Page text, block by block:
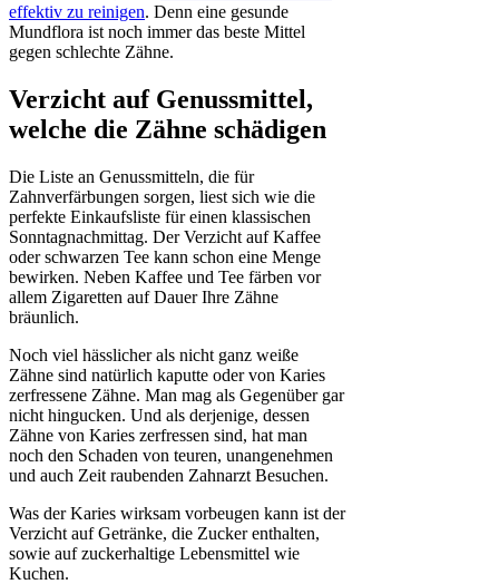
effektiv zu reinigen. Denn eine gesunde
Mundflora ist noch immer das beste Mittel
gegen schlechte Zähne.
Verzicht auf Genussmittel,
welche die Zähne schädigen
Die Liste an Genussmitteln, die für
Zahnverfärbungen sorgen, liest sich wie die
perfekte Einkaufsliste für einen klassischen
Sonntagnachmittag. Der Verzicht auf Kaffee
oder schwarzen Tee kann schon eine Menge
bewirken. Neben Kaffee und Tee färben vor
allem Zigaretten auf Dauer Ihre Zähne
bräunlich.
Noch viel hässlicher als nicht ganz weiße
Zähne sind natürlich kaputte oder von Karies
zerfressene Zähne. Man mag als Gegenüber gar
nicht hingucken. Und als derjenige, dessen
Zähne von Karies zerfressen sind, hat man
noch den Schaden von teuren, unangenehmen
und auch Zeit raubenden Zahnarzt Besuchen.
Was der Karies wirksam vorbeugen kann ist der
Verzicht auf Getränke, die Zucker enthalten,
sowie auf zuckerhaltige Lebensmittel wie
Kuchen.